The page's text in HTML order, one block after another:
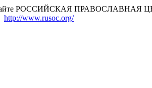
сайте РОССИЙСКАЯ ПРАВОСЛАВНАЯ
http://www.rusoc.org/